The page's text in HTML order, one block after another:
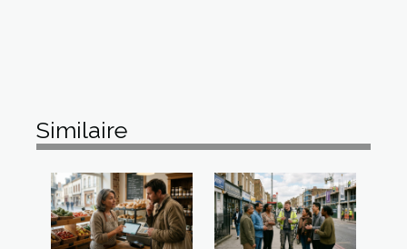
Similaire